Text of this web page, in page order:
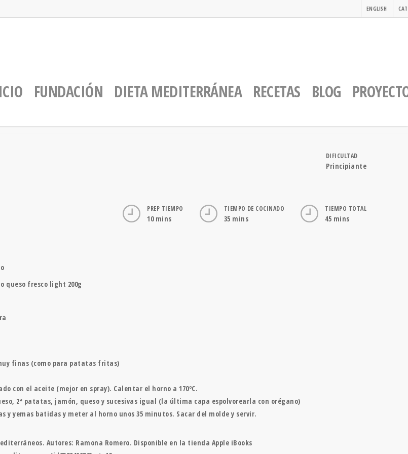
ENGLISH
FUNDACIÓN DIETA MEDITERRÁNEA RECETAS BLOG
DIFICULTAD
Principiante
PREP TIEMPO
10 mins
TIEMPO DE COCINADO
35 mins
TIEMPO TOTAL
45 mins
queso fresco light 200g
finas (como para patatas fritas)
con el aceite (mejor en spray). Calentar el horno a 170ºC.
2ª patatas, jamón, queso y sucesivas igual (la última capa espolvorearla con orégano)
y yemas batidas y meter al horno unos 35 minutos. Sacar del molde y servir.
Autores: Ramona Romero. Disponible en la tienda Apple iBooks